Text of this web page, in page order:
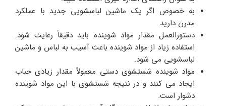
به خصوص اگر یک ماشین لباسشویی جدید با عملکرد
مدرن دارید.
دستورالعمل مقدار مواد شوینده باید دقیقاً رعایت شود.
استفاده زیاد از مواد شوینده باعث آسیب به لباس و ماشین
لباسشویی می شود.
مواد شوینده شستشوی دستی معمولاً مقدار زیادی حباب
ایجاد می کنند و در نتیجه شستشوی با این مواد شوینده
دشوار است.